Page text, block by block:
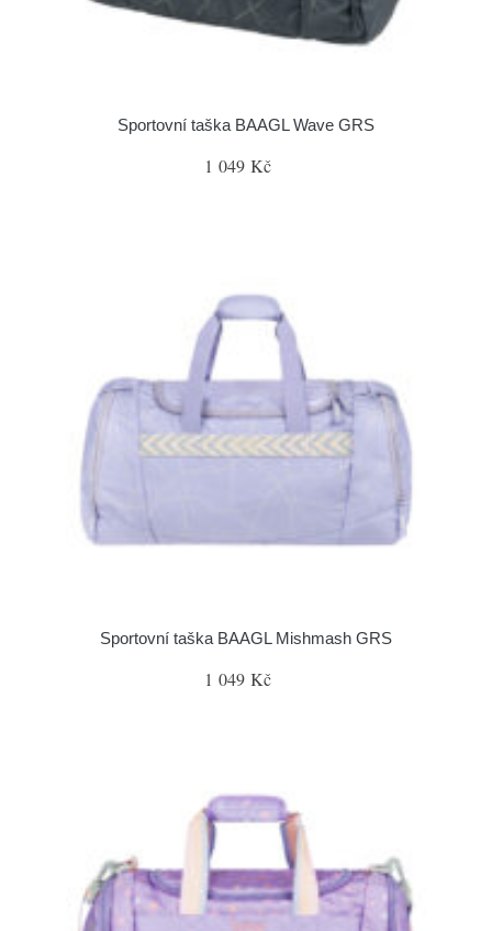
Sportovní taška BAAGL Wave GRS
1 049 Kč
Sportovní taška BAAGL Mishmash GRS
1 049 Kč